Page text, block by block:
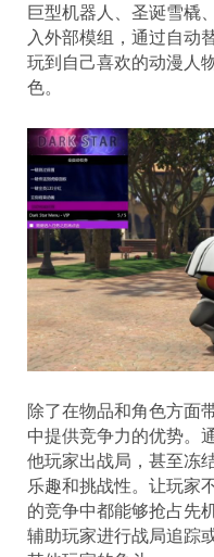
巨型机器人、圣诞雪橇
入外部模组，通过自动
玩到自己喜欢的动漫人
色。
除了在物品和角色方面
中提供竞争力的优势。
他玩家出战局，甚至冻
乐趣和挑战性。让玩家
的竞争中都能够抢占先
辅助玩家进行战局追踪